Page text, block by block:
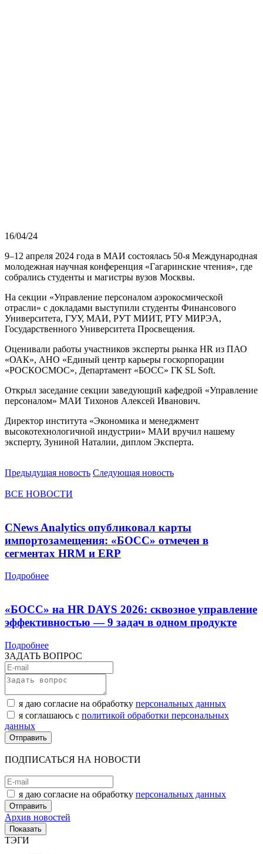
16/04/24
9–12 апреля 2024 года в МАИ состоялась 50-я Международная
молодежная научная конференция «Гагаринские чтения», где
собрались студенты и магистры вузов Москвы.
На секции «Управление персоналом аэрокосмической
отрасли» с докладами выступили студенты Финансового
Университета, ГУУ, МАИ, РУТ МИИТ, РТУ МИРЭА,
Государственного Университета Просвещения.
Оценивали работы участников эксперты рынка HR из ПАО
«ОАК», АНО «Единый центр карьеры госкорпорации
«РОСКОСМОС», Департамент «БОСС» ГК SL Soft.
Открыл заседание секции заведующий кафедрой «Управление
персоналом» МАИ Тихонов Алексей Иванович.
Директор института «Экономика и менеджмент
высокотехнологичной индустрии» МАИ вручил нашему
эксперту, Зуниной Наталии, диплом Эксперта.
Предыдущая новость Следующая новость
ВСЕ НОВОСТИ
CNews Analytics опубликовал карты
импортозамещения: «БОСС» отмечен в
сегментах HRM и ERP
Подробнее
«БОСС» на HR DAYS 2026: сквозное управление
эффективностью — 9 задач в одном продукте
Подробнее
ЗАДАТЬ ВОПРОС
я даю согласие на обработку персональных данных
я соглашаюсь с политикой обработки персональных
данных
ПОДПИСАТЬСЯ НА НОВОСТИ
я даю согласие на обработку персональных данных
Архив новостей
ТЭГИ